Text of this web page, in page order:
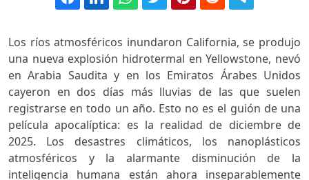
Los ríos atmosféricos inundaron California, se produjo
una nueva explosión hidrotermal en Yellowstone, nevó
en Arabia Saudita y en los Emiratos Árabes Unidos
cayeron en dos días más lluvias de las que suelen
registrarse en todo un año. Esto no es el guión de una
película apocalíptica: es la realidad de diciembre de
2025. Los desastres climáticos, los nanoplásticos
atmosféricos y la alarmante disminución de la
inteligencia humana están ahora inseparablemente